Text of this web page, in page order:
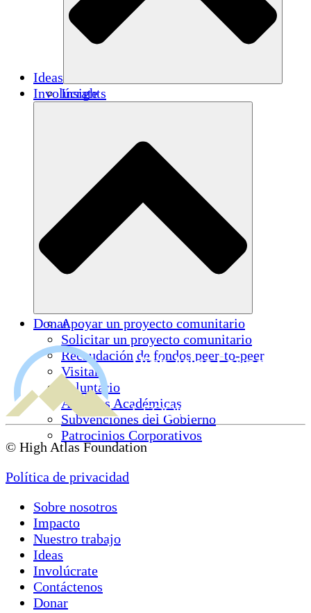
Ideas
Insights
Involúcrate
Apoyar un proyecto comunitario
Solicitar un proyecto comunitario
Recaudación de fondos peer-to-peer
Visitar
Voluntario
Alianzas Académicas
Subvenciones del Gobierno
Patrocinios Corporativos
Donar
© High Atlas Foundation
Política de privacidad
Sobre nosotros
Impacto
Nuestro trabajo
Ideas
Involúcrate
Contáctenos
Donar